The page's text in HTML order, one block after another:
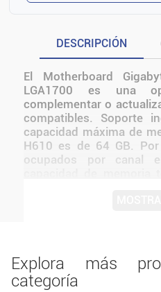
DESCRIPCIÓN
El Motherboard
LGA1700 es una
complementar o
compatibles. Soporte
capacidad máxima de
H610 es de 64 GB.
ocupados por canal
de su sistema. Antes
conviene verificar
alimentación y
Explora más
categoría